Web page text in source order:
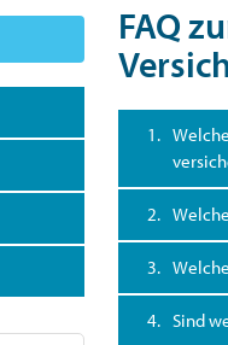
FAQ
1. Welche
2.
3. Welche
4. Sind